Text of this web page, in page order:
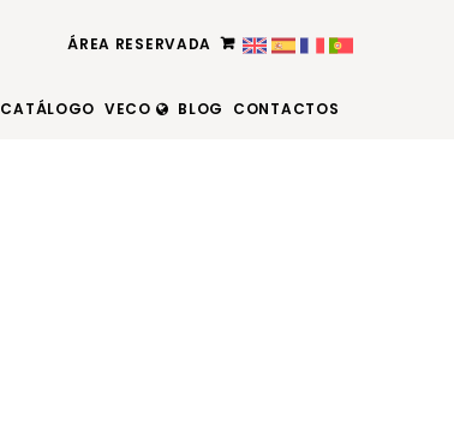
ÁREA RESERVADA
CATÁLOGO VECO BLOG CONTACTOS